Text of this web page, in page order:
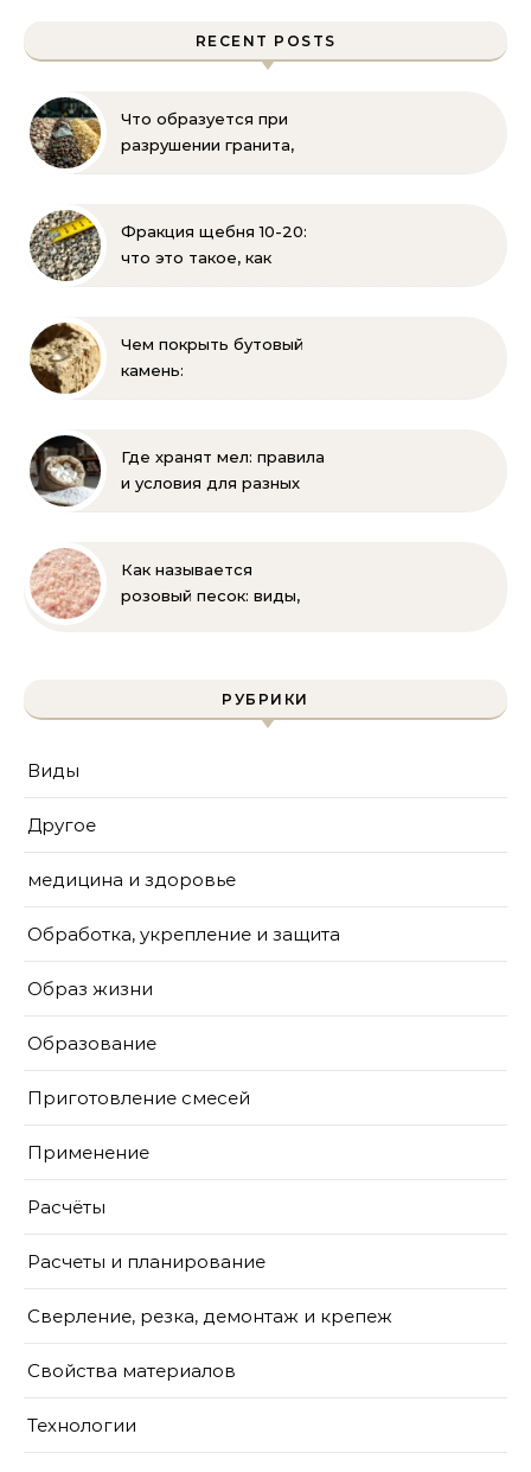
RECENT POSTS
Что образуется при
разрушении гранита,
Геология и
Фракция щебня 10-20:
что это такое, как
Чем покрыть бутовый
камень:
известняка
Где хранят мел: правила
и условия для разных
Как называется
розовый песок: виды,
РУБРИКИ
Виды
Другое
медицина и здоровье
Обработка, укрепление и защита
Образ жизни
Образование
Приготовление смесей
Применение
Расчёты
Расчеты и планирование
Сверление, резка, демонтаж и крепеж
Свойства материалов
Технологии